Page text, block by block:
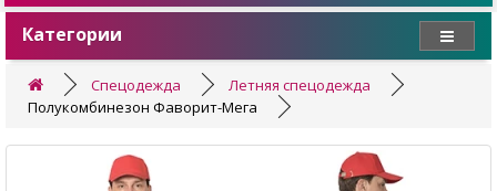
Категории
Спецодежда
Летняя спецодежда
Полукомбинезон Фаворит-Мега